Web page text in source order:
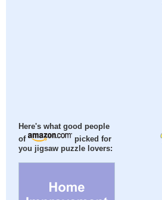
Here's what good people
of
picked for
you jigsaw puzzle lovers: